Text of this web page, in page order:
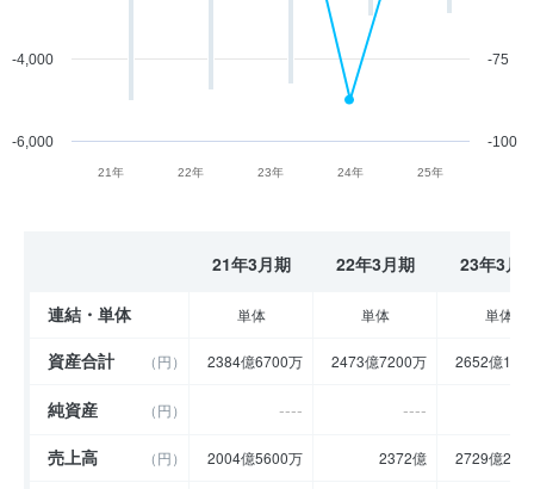
21年 22年 23年 24年 25年
-6,000
-4,000
-100
-75
21年3月期 22年3月期 23年3月
連結・単体 単体 単体 単体
資産合計 （円） 2384億6700万 2473億7200万 2652億
純資産 （円） ---- ----
売上高
（円） 2004億5600万 2372億 2729億